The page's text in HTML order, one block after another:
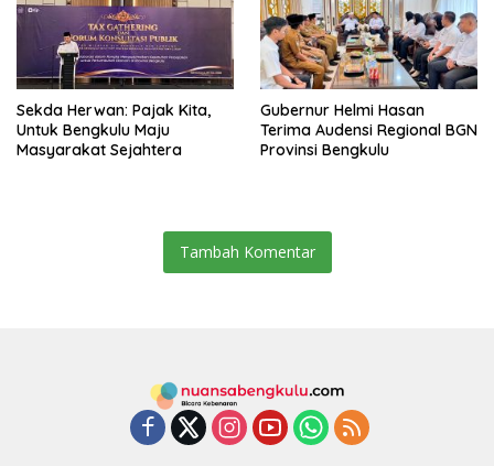
Sekda Herwan: Pajak Kita,
Untuk Bengkulu Maju
Masyarakat Sejahtera
Gubernur Helmi Hasan
Terima Audensi Regional BGN
Provinsi Bengkulu
Tambah Komentar